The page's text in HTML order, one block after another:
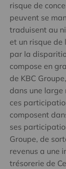
risque de
peuvent se
traduisent au
et un risque
par la
compose en
de KBC
dans une
ces
composent
ses
Groupe, de
revenus a une
trésorerie de